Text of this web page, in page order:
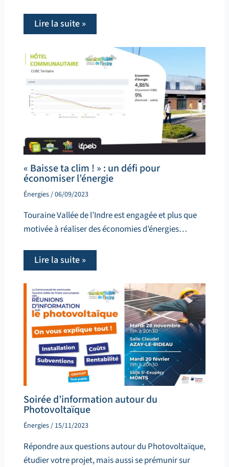
Lire la suite »
« Baisse ta clim ! » : un défi pour
économiser l’énergie
Énergies/06/09/2023
Touraine Vallée de l’Indre est engagée et plus que
motivée à réaliser des économies d’énergies…
Lire la suite »
Soirée d’information autour du
Photovoltaïque
Énergies/ 15/11/2023
Répondre aux questions autour du Photovoltaïque,
étudier votre projet, mais aussi se prémunir sur